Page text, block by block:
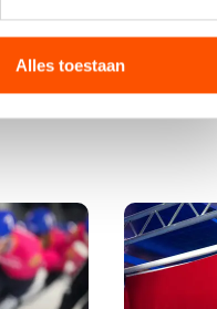
advertenties en
zij hebben verzameld via
de VS, waar mogelijk geen
in met deze overdracht.
Alles toestaan